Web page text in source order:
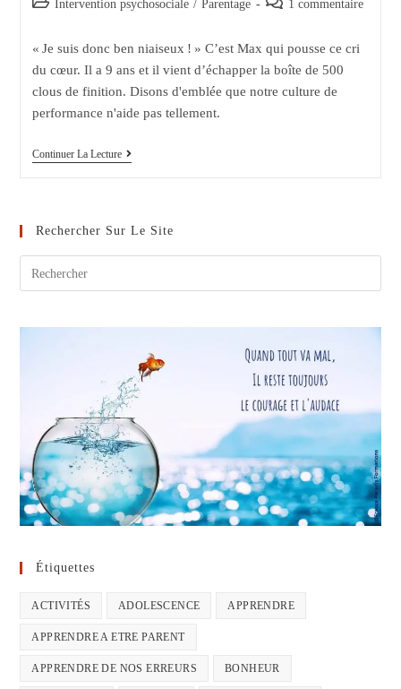
Post Intervention psychosociale / Parentage
Post 1 commentaire
« Je suis donc ben niaiseux ! » C’est Max qui pousse ce cri
du cœur. Il a 9 ans et il vient d’échapper la boîte de 500
clous de finition. Disons d'emblée que notre culture de
performance n'aide pas tellement.
Continuer La LectureApprendre
5
Pour
Rechercher Sur Le Site
Étiquettes
ACTIVITÉS ADOLESCENCE APPRENDRE
APPRENDRE A ETRE PARENT
APPRENDRE DE NOS ERREURS BONHEUR